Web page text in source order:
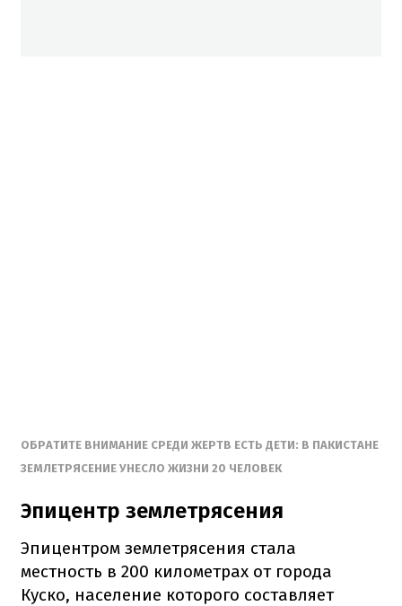
ОБРАТИТЕ ВНИМАНИЕ СРЕДИ ЖЕРТВ ЕСТЬ ДЕТИ: В ПАКИСТАНЕ
ЗЕМЛЕТРЯСЕНИЕ УНЕСЛО ЖИЗНИ 20 ЧЕЛОВЕК
Эпицентр землетрясения
Эпицентром землетрясения стала
местность в 200 километрах от города
Куско, население которого составляет